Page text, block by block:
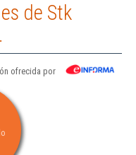
de Stk
ofrecida por